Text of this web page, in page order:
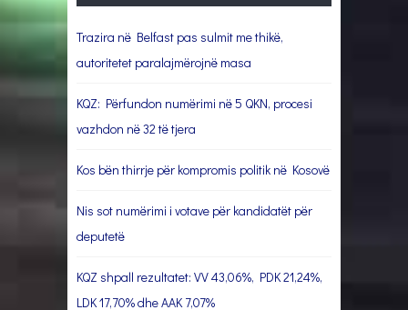
Trazira në Belfast pas sulmit me thikë,
autoritetet paralajmërojnë masa
KQZ: Përfundon numërimi në 5 QKN, procesi
vazhdon në 32 të tjera
Kos bën thirrje për kompromis politik në Kosovë
Nis sot numërimi i votave për kandidatët për
deputetë
KQZ shpall rezultatet: VV 43,06%, PDK 21,24%,
LDK 17,70% dhe AAK 7,07%